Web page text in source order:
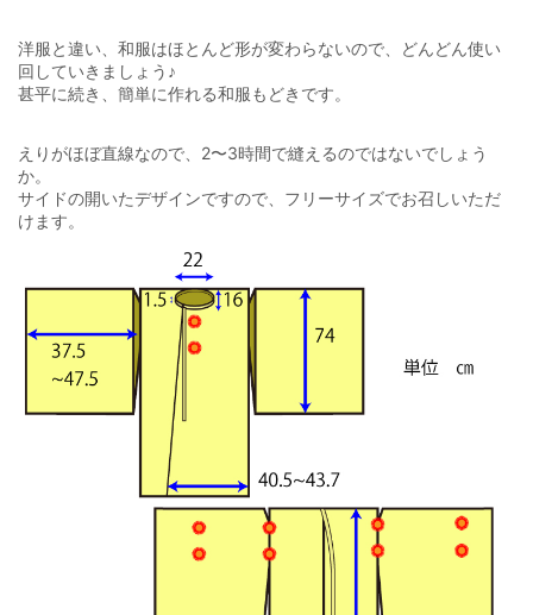
洋服と違い、和服はほとんど形が変わらないので、どんどん使い
回していきましょう♪
甚平に続き、簡単に作れる和服もどきです。
えりがほぼ直線なので、2〜3時間で縫えるのではないでしょう
か。
サイドの開いたデザインですので、フリーサイズでお召しいただ
けます。